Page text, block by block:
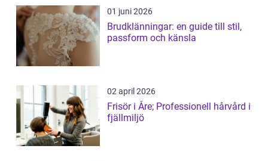
01 juni 2026
Brudklänningar: en guide till stil,
passform och känsla
02 april 2026
Frisör i Åre; Professionell hårvård i
fjällmiljö